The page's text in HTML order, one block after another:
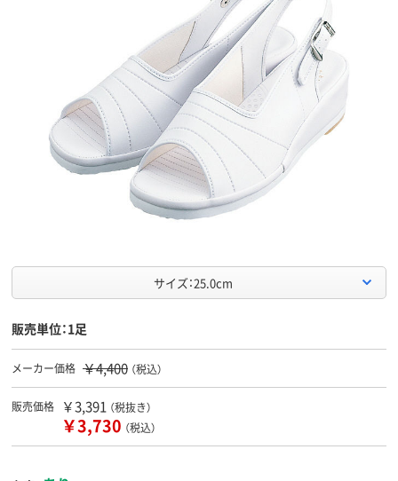
サイズ：25.0cm
販売単位：1足
メーカー価格 ￥4,400 （税込）
販売価格 ￥3,391 （税抜き）
￥3,730 （税込）